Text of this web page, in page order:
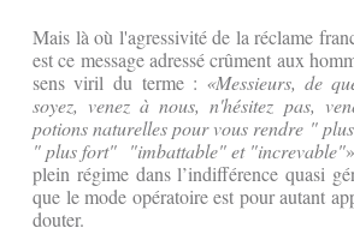
Mais là où l'agressivité de la réclame
est ce message adressé crûment aux
sens viril du terme : «Messieurs, de
soyez, venez à nous, n'hésitez pas,
potions naturelles pour vous rendre "
" plus fort" "imbattable" et "increvable"
plein régime dans l’indifférence quasi
que le mode opératoire est pour autant
douter.